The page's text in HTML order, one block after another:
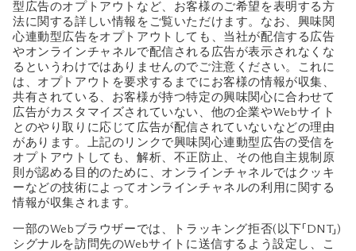
型広告のオプトアウトなど、お客様のご希望を表明する方
法に関する詳しい情報をご覧いただけます。なお、興味関
心連動型広告をオプトアウトしても、当社が配信する広告
やオンラインチャネルで配信される広告が表示されなくな
るというわけではありませんのでご注意ください。これに
は、オプトアウトを要求するまでにお客様の情報が収集、
共有されている、お客様が持つ特定の興味関心に合わせて
広告がカスタマイズされていない、他の企業やWebサイト
とのやり取りに応じて広告が配信されていないなどの理由
があります。上記のリンクで興味関心連動型広告の受信を
オプトアウトしても、解析、不正防止、その他自主規制原
則が認める目的のために、オンラインチャネルではクッキ
ーなどの技術によってオンラインチャネルの利用に関する
情報が収集されます。
一部のWebブラウザーでは、トラッキング拒否(以下「DNT」)
シグナルを訪問先のWebサイトに送信するよう設定し、こ